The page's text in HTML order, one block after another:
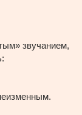
звучанием,